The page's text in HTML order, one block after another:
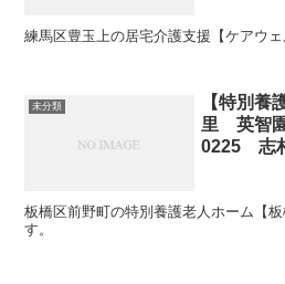
練馬区豊玉上の居宅介護支援【ケアウェ
未分類
【特別養
里 英智
0225 志
板橋区前野町の特別養護老人ホーム【
す。